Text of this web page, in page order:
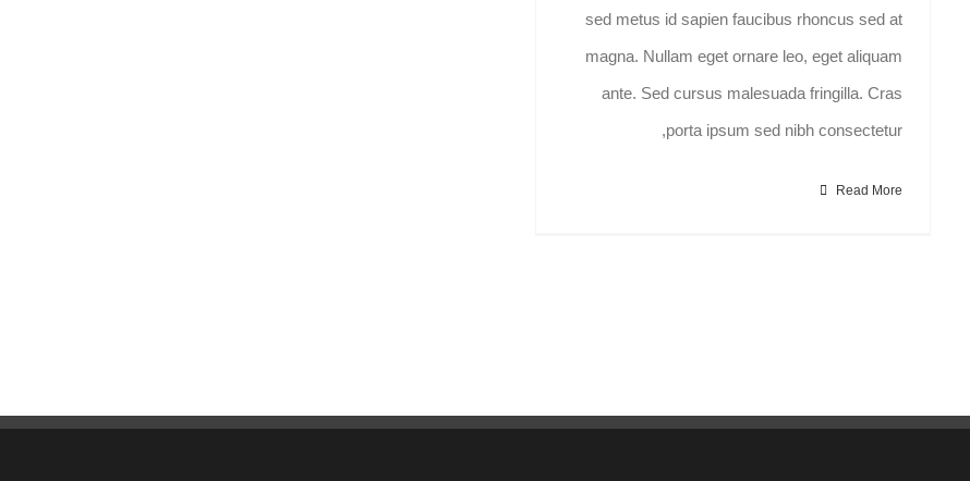
sed metus id sapien faucibus rhoncus sed at
magna. Nullam eget ornare leo, eget aliquam
ante. Sed cursus malesuada fringilla. Cras
porta ipsum sed nibh consectetur,
Read More